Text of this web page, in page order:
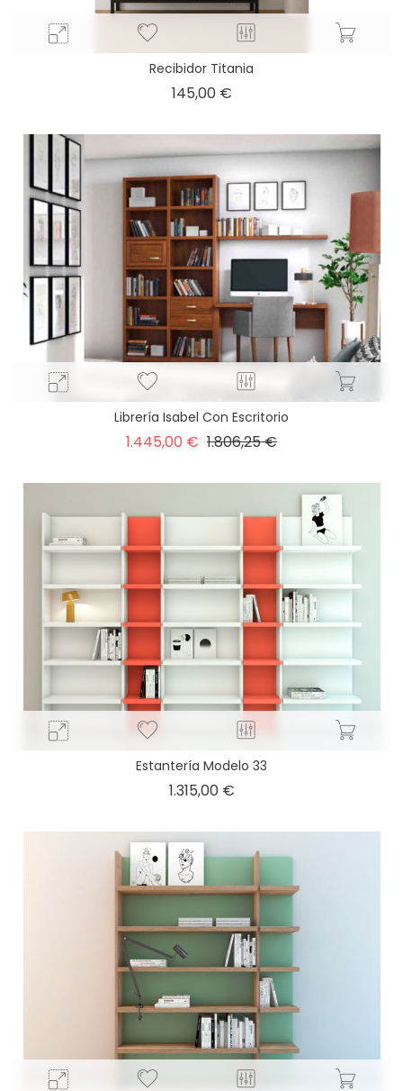
Recibidor Titania
145,00 €Precio
Librería Isabel Con Escritorio
1.445,00 € Precio
1.806,25 €Precio
Estantería Modelo 33
1.315,00 €Precio